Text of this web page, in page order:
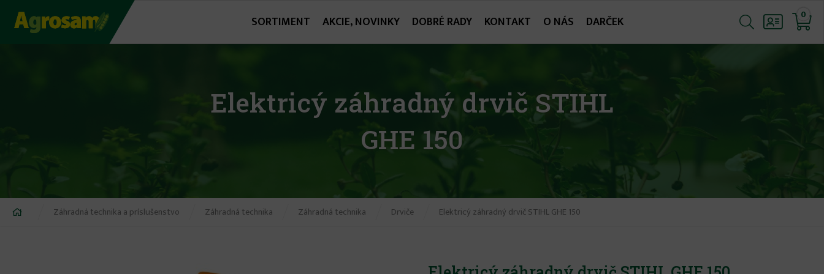
Jump
SORTIMENT AKCIE, NOVINKY DOBRÉ RADY KONTAKT O NÁS DARČEK 0
Elektricý záhradný drvič STIHL
GHE 150
NachádzateZáhradná technika a príslušenstvo Záhradná technika Záhradná technika Drviče Elektricý záhradný drvič STIHL GHE 150